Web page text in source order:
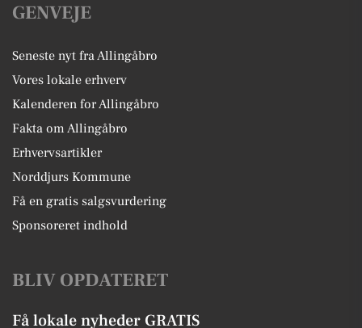
GENVEJE
Seneste nyt fra Allingåbro
Vores lokale erhverv
Kalenderen for Allingåbro
Fakta om Allingåbro
Erhvervsartikler
Norddjurs Kommune
Få en gratis salgsvurdering
Sponsoreret indhold
BLIV OPDATERET
Få lokale nyheder GRATIS